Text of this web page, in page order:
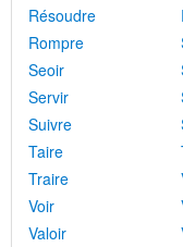
Résoudre
Rompre
Seoir
Servir
Suivre
Taire
Traire
Voir
Valoir